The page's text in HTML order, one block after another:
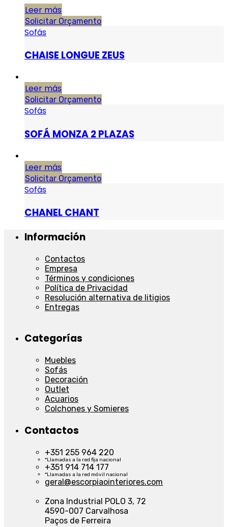
Leer más
Solicitar Orçamento
Sofás
CHAISE LONGUE ZEUS
Leer más
Solicitar Orçamento
Sofás
SOFÁ MONZA 2 PLAZAS
Leer más
Solicitar Orçamento
Sofás
CHANEL CHANT
Información
Contactos
Empresa
Términos y condiciones
Política de Privacidad
Resolución alternativa de litigios
Entregas
Categorías
Muebles
Sofás
Decoración
Outlet
Acuarios
Colchones y Somieres
Contactos
+351 255 964 220
*Llamadas a la red fija nacional
+351 914 714 177
*Llamadas a la red móvil nacional
geral@escorpiaointeriores.com
Zona Industrial POLO 3, 72
4590-007 Carvalhosa
Paços de Ferreira